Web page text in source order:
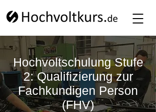
Hochvoltschulung Stufe
2: Qualifizierung zur
Fachkundigen Person
(FHV)